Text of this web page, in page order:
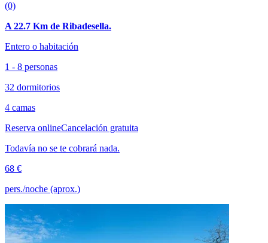
(0)
A 22.7 Km de Ribadesella.
Entero o habitación
1 - 8 personas
32 dormitorios
4 camas
Reserva onlineCancelación gratuita
Todavía no se te cobrará nada.
68 €
pers./noche (aprox.)